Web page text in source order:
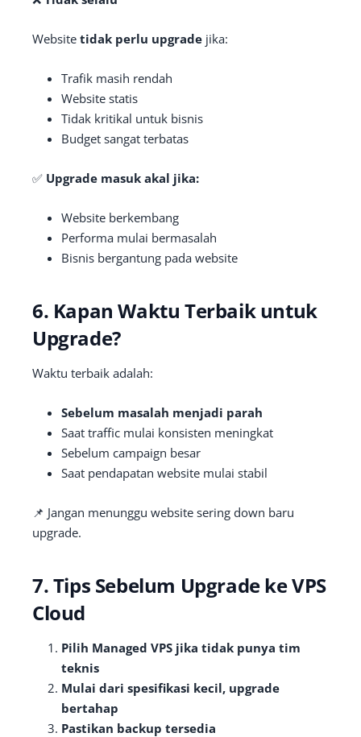
Website tidak perlu upgrade jika:
Trafik masih rendah
Website statis
Tidak kritikal untuk bisnis
Budget sangat terbatas
✅ Upgrade masuk akal jika:
Website berkembang
Performa mulai bermasalah
Bisnis bergantung pada website
6. Kapan Waktu Terbaik untuk
Upgrade?
Waktu terbaik adalah:
Sebelum masalah menjadi parah
Saat traffic mulai konsisten meningkat
Sebelum campaign besar
Saat pendapatan website mulai stabil
📌 Jangan menunggu website sering down baru
upgrade.
7. Tips Sebelum Upgrade ke VPS
Cloud
Pilih Managed VPS jika tidak punya tim
teknis
Mulai dari spesifikasi kecil, upgrade
bertahap
Pastikan backup tersedia